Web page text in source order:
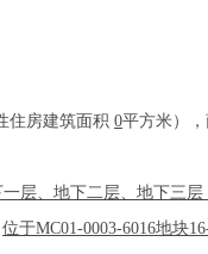
住房建筑面积 0平方米）
层、地下二层、地下三
位于MC01-0003-6016地块